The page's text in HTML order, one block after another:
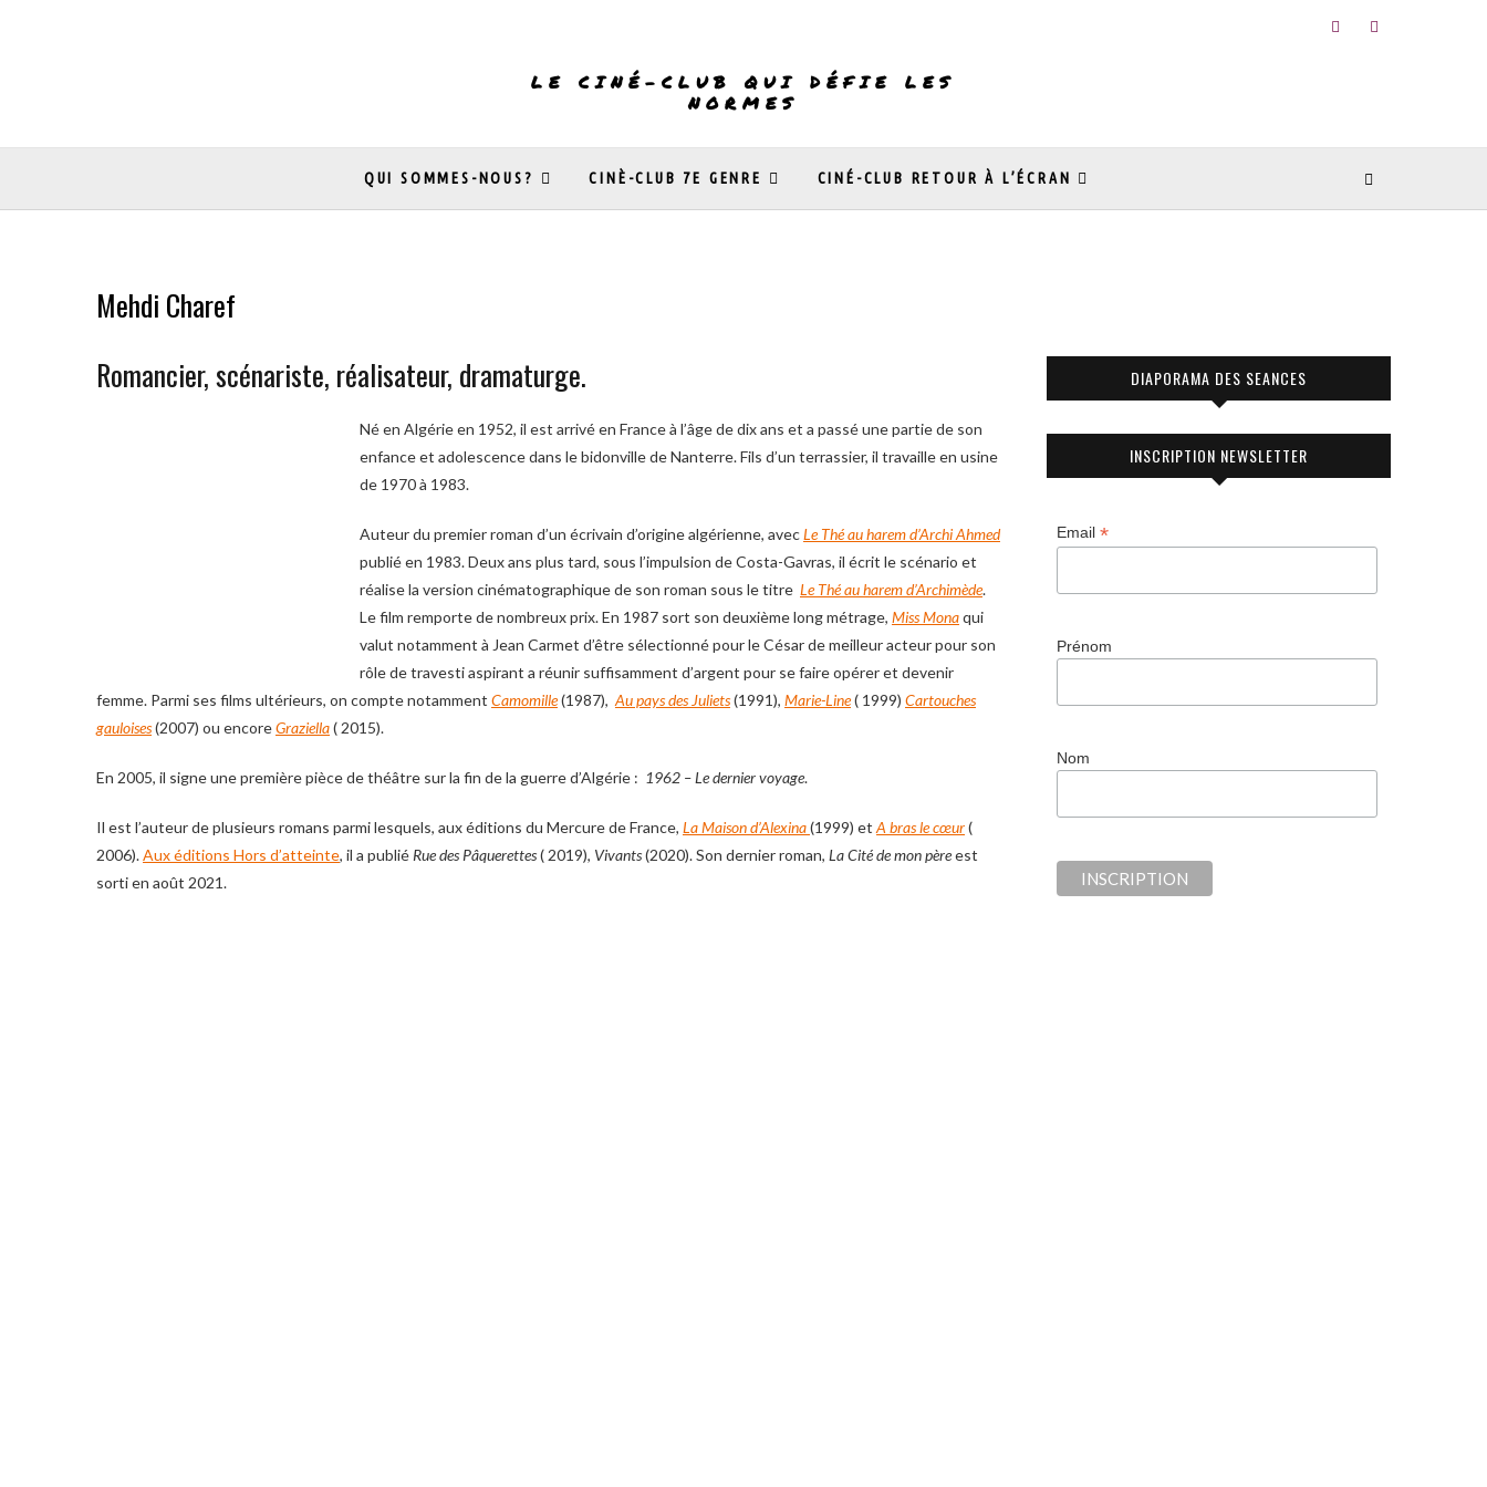
LE CINÉ-CLUB QUI DÉFIE LES
NORMES
QUI SOMMES-NOUS? CINÈ-CLUB 7E GENRE CINÉ-CLUB RETOUR À L’ÉCRAN
Mehdi Charef
Romancier, scénariste, réalisateur, dramaturge.
Né en Algérie en 1952, il est arrivé en France à l’âge de dix ans et a passé une partie de son
enfance et adolescence dans le bidonville de Nanterre. Fils d’un terrassier, il travaille en usine
de 1970 à 1983.
Auteur du premier roman d’un écrivain d’origine algérienne, avecLe Thé au harem d’Archi Ahmed
publié en 1983. Deux ans plus tard, sous l’impulsion de Costa-Gavras, il écrit le scénario et
réalise la version cinématographique de son roman sous le titre Le Thé au harem d’Archimède.
Le film remporte de nombreux prix. En 1987 sort son deuxième long métrage, Miss Monaqui
valut notamment à Jean Carmet d’être sélectionné pour le César de meilleur acteur pour son
rôle de travesti aspirant a réunir suffisamment d’argent pour se faire opérer et devenir
femme. Parmi ses films ultérieurs, on compte notamment Camomille(1987), Au pays des Juliets(1991), Marie-Line( 1999) Cartouches
gauloises(2007) ou encoreGraziella( 2015).
En 2005, il signe une première pièce de théâtre sur la fin de la guerre d’Algérie : 1962 – Le dernier voyage.
Il est l’auteur de plusieurs romans parmi lesquels, aux éditions du Mercure de France, La Maison d’Alexina(1999) et A bras le cœur(
2006).Aux éditions Hors d’atteinte, il a publié Rue des Pâquerettes( 2019), Vivants(2020). Son dernier roman, La Cité de mon pèreest
sorti en août 2021.
DIAPORAMA DES SEANCES
INSCRIPTION NEWSLETTER
Email*
Prénom
Nom